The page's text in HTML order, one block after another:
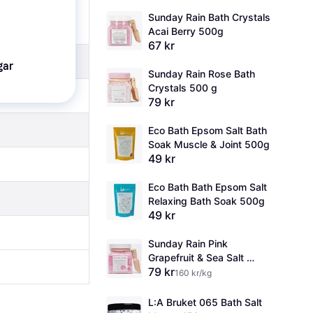
Sunday Rain Bath Crystals
Acai Berry 500g
67 kr
Sunday Rain Rose Bath
Crystals 500 g
79 kr
Eco Bath Epsom Salt Bath
Soak Muscle & Joint 500g
49 kr
Eco Bath Bath Epsom Salt
Relaxing Bath Soak 500g
49 kr
Sunday Rain Pink
Grapefruit & Sea Salt
Badsalt 500g
79 kr160 kr/kg
L:A Bruket 065 Bath Salt